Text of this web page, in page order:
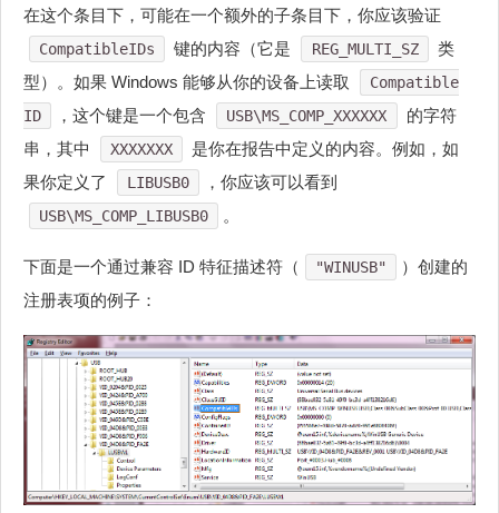
在这个条目下，可能在一个额外的子条目下，你应该验证
CompatibleIDs 键的内容（它是 REG_MULTI_SZ
类
型）。如果 Windows 能够从你的设备上读取
Compatible
ID
，这个键是一个包含 USB\MS_COMP_XXXXXX
的字符
串，其中
XXXXXXX
是你在报告中定义的内容。例如，如
果你定义了
LIBUSB0 ，你应该可以看到
USB\MS_COMP_LIBUSB0 。
下面是一个通过兼容 ID 特征描述符（ "WINUSB"
）创建的
注册表项的例子：